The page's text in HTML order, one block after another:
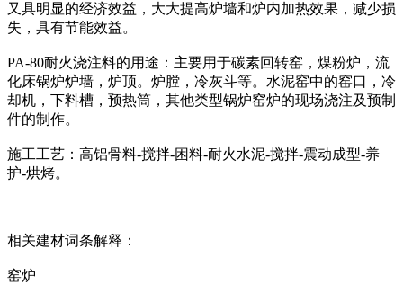
又具明显的经济效益，大大提高炉墙和炉内加热效果，减少损
失，具有节能效益。
PA-80耐火浇注料的用途：主要用于碳素回转窑，煤粉炉，流
化床锅炉炉墙，炉顶。炉膛，冷灰斗等。水泥窑中的窑口，冷
却机，下料槽，预热筒，其他类型锅炉窑炉的现场浇注及预制
件的制作。
施工工艺：高铝骨料-搅拌-困料-耐火水泥-搅拌-震动成型-养
护-烘烤。
相关建材词条解释：
窑炉